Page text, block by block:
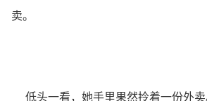
卖。
低头一看，她手里果然拎着一份外卖